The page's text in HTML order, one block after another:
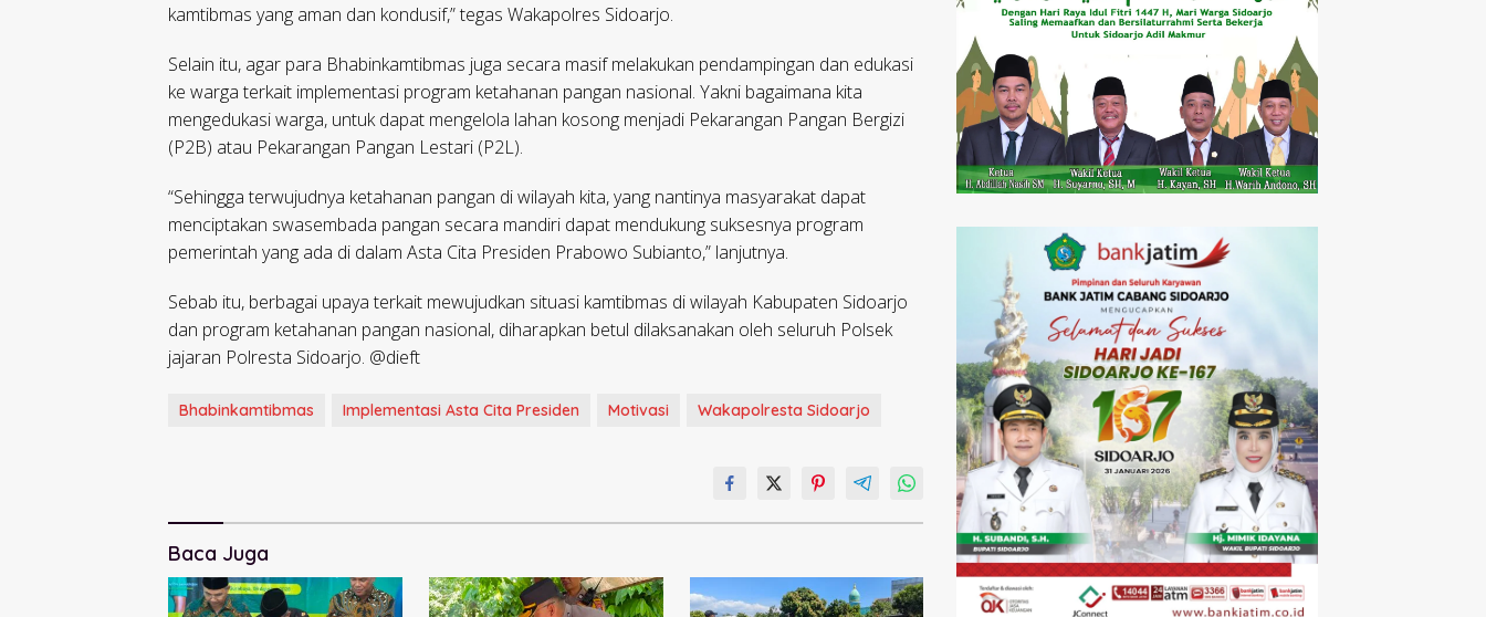
kamtibmas yang aman dan kondusif,” tegas Wakapolres Sidoarjo.
Selain itu, agar para Bhabinkamtibmas juga secara masif melakukan pendampingan dan edukasi
ke warga terkait implementasi program ketahanan pangan nasional. Yakni bagaimana kita
mengedukasi warga, untuk dapat mengelola lahan kosong menjadi Pekarangan Pangan Bergizi
(P2B) atau Pekarangan Pangan Lestari (P2L).
“Sehingga terwujudnya ketahanan pangan di wilayah kita, yang nantinya masyarakat dapat
menciptakan swasembada pangan secara mandiri dapat mendukung suksesnya program
pemerintah yang ada di dalam Asta Cita Presiden Prabowo Subianto,” lanjutnya.
Sebab itu, berbagai upaya terkait mewujudkan situasi kamtibmas di wilayah Kabupaten Sidoarjo
dan program ketahanan pangan nasional, diharapkan betul dilaksanakan oleh seluruh Polsek
jajaran Polresta Sidoarjo. @dieft
Bhabinkamtibmas Implementasi Asta Cita Presiden Motivasi Wakapolresta Sidoarjo
Baca Juga